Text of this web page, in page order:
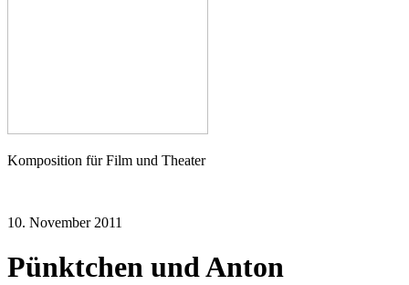
Komposition für Film und Theater
10. November 2011
Pünktchen und Anton